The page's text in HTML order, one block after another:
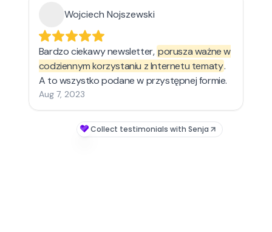
Wojciech Nojszewski
Bardzo ciekawy newsletter, porusza ważne w
codziennym korzystaniu z Internetu tematy.
A to wszystko podane w przystępnej formie.
Aug 7, 2023
Collect testimonials with Senja